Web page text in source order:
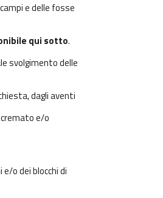
e delle fosse
qui sotto.
svolgimento delle
dagli aventi
e/o
o dei blocchi di